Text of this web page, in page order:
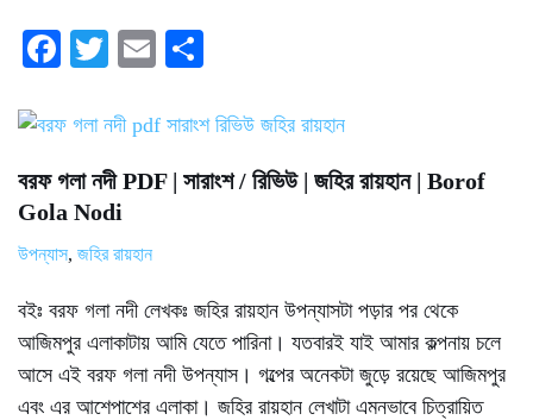
Fa
bo
ok
T
tte
r
E
ail re
বরফ গলা নদী PDF | সারাংশ / রিভিউ | জহির রায়হান | Borof
Gola Nodi
উপন্যাস, জহির রায়হান
বইঃ বরফ গলা নদী লেখকঃ জহির রায়হান উপন্যাসটা পড়ার পর থেকে
আজিমপুর এলাকাটায় আমি যেতে পারিনা। যতবারই যাই আমার কল্পনায় চলে
আসে এই বরফ গলা নদী উপন্যাস। গল্পের অনেকটা জুড়ে রয়েছে আজিমপুর
এবং এর আশেপাশের এলাকা। জহির রায়হান লেখাটা এমনভাবে চিত্রায়িত